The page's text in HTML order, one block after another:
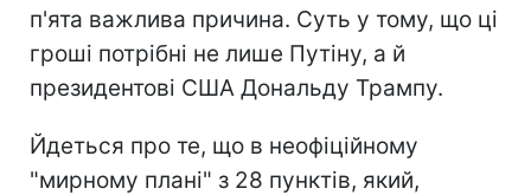
п'ята важлива причина. Суть у тому, що ці
гроші потрібні не лише Путіну, а й
президентові США Дональду Трампу.
Йдеться про те, що в неофіційному
"мирному плані" з 28 пунктів, який,